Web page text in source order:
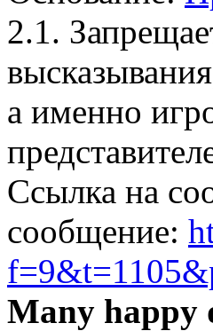
2.1.
а именно
Ссылка на
сообщение:
Many happy